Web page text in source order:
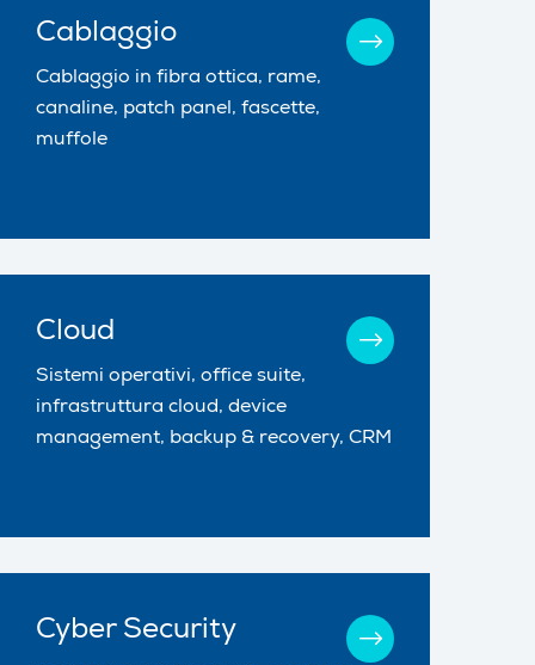
Cablaggio
Cablaggio in fibra ottica, rame,
canaline, patch panel, fascette,
muffole
Cloud
Sistemi operativi, office suite,
infrastruttura cloud, device
management, backup & recovery, CRM
Cyber Security